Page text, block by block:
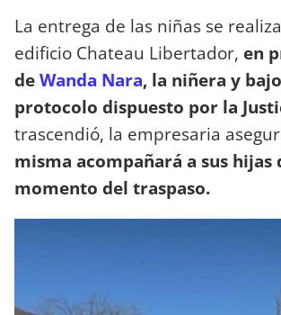
La entrega de las niñas se
edificio Chateau Libertador, en
deWanda Nara, la niñera y
protocolo dispuesto por la
trascendió, la empresaria
misma acompañará a sus hijas
momento del traspaso.